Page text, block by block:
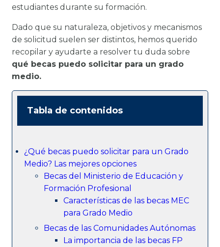
estudiantes durante su formación.
Dado que su naturaleza, objetivos y mecanismos
de solicitud suelen ser distintos, hemos querido
recopilar y ayudarte a resolver tu duda sobre
qué becas puedo solicitar para un grado
medio.
Tabla de contenidos
¿Qué becas puedo solicitar para un Grado
Medio? Las mejores opciones
Becas del Ministerio de Educación y
Formación Profesional
Características de las becas MEC
para Grado Medio
Becas de las Comunidades Autónomas
La importancia de las becas FP